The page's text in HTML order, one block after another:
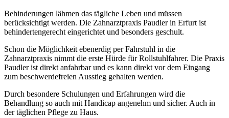
Behinderungen lähmen das tägliche Leben und müssen
berücksichtigt werden. Die Zahnarztpraxis Paudler in Erfurt ist
behindertengerecht eingerichtet und besonders geschult.
Schon die Möglichkeit ebenerdig per Fahrstuhl in die
Zahnarztpraxis nimmt die erste Hürde für Rollstuhlfahrer. Die Praxis
Paudler ist direkt anfahrbar und es kann direkt vor dem Eingang
zum beschwerdefreien Ausstieg gehalten werden.
Durch besondere Schulungen und Erfahrungen wird die
Behandlung so auch mit Handicap angenehm und sicher. Auch in
der täglichen Pflege zu Haus.